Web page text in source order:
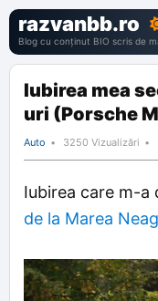
razvanbb.ro
Blog cu conținut BIO scris de
Iubirea mea
uri (Porsche
Auto 3250 Vizualizări
Iubirea care m-a
de la Marea